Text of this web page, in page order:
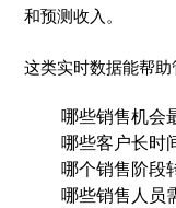
和预测收入。
这类实时数据能帮助
哪些销售机会
哪些客户长时
哪个销售阶段
哪些销售人员